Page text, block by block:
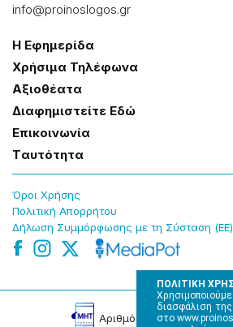
ΠΟΛΙΤΙΚΗ
διασφάλιση
στο
info@proinoslogos.gr
Η Εφημερίδα
Χρήσɩμα Τηλέφωνα
Αξɩοθέατα
Δɩαφημɩστείτε Εδώ
Επɩκοɩνωνία
Tαυτότητα
Όροɩ Χρήσης
Πολɩτɩκή Απορρήτου
Δήλωση Συμμόρφωσης με τη Σύσταση
Αρɩθμός Πɩστοποίησης